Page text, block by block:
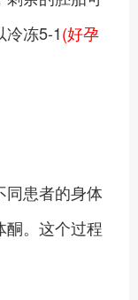
冷冻5-1(好孕
同患者的身体
酮。这个过程